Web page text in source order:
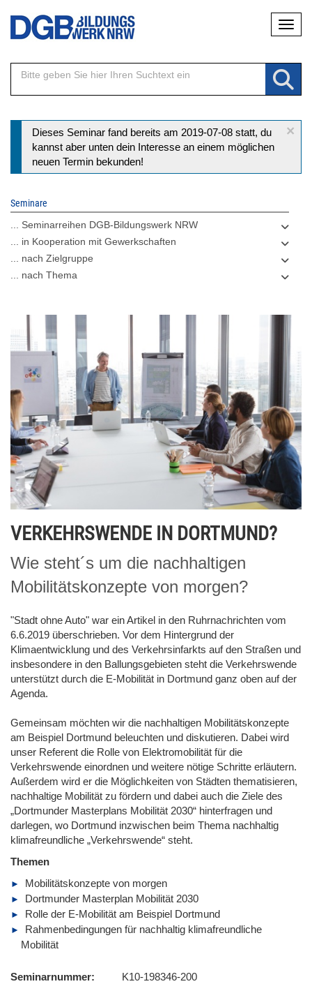
Direkt
Inhalt
×
Statusmeldung
Dieses Seminar fand bereits am 2019-07-08 statt, du
kannst aber unten dein Interesse an einem möglichen
neuen Termin bekunden!
Seminare
... Seminarreihen DGB-Bildungswerk NRW
... in Kooperation mit Gewerkschaften
... nach Zielgruppe
... nach Thema
VERKEHRSWENDE IN DORTMUND?
Wie steht´s um die nachhaltigen
Mobilitätskonzepte von morgen?
"Stadt ohne Auto" war ein Artikel in den Ruhrnachrichten vom
6.6.2019 überschrieben. Vor dem Hintergrund der
Klimaentwicklung und des Verkehrsinfarkts auf den Straßen und
insbesondere in den Ballungsgebieten steht die Verkehrswende
unterstützt durch die E-Mobilität in Dortmund ganz oben auf der
Agenda.
Gemeinsam möchten wir die nachhaltigen Mobilitätskonzepte
am Beispiel Dortmund beleuchten und diskutieren. Dabei wird
unser Referent die Rolle von Elektromobilität für die
Verkehrswende einordnen und weitere nötige Schritte erläutern.
Außerdem wird er die Möglichkeiten von Städten thematisieren,
nachhaltige Mobilität zu fördern und dabei auch die Ziele des
„Dortmunder Masterplans Mobilität 2030“ hinterfragen und
darlegen, wo Dortmund inzwischen beim Thema nachhaltig
klimafreundliche „Verkehrswende“ steht.
Themen
Mobilitätskonzepte von morgen
Dortmunder Masterplan Mobilität 2030
Rolle der E-Mobilität am Beispiel Dortmund
Rahmenbedingungen für nachhaltig klimafreundliche
Mobilität
Seminarnummer
K10-198346-200